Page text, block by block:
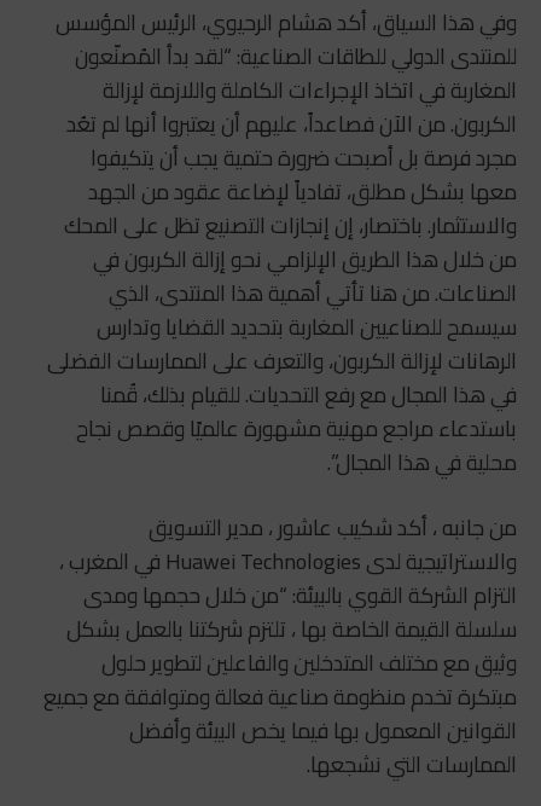
وفي هذا السياق، أكد هشام الرحيوي، الرئيس المؤسس
للمنتدى الدولي للطاقات الصناعية: “لقد بدأ المُصنّعون
المغاربة في اتخاذ الإجراءات الكاملة واللازمة لإزالة
الكربون. من الآن فصاعداً، عليهم أن يعتبروا أنها لم تعُد
مجرد فرصة بل أصبحت ضرورة حتمية يجب أن يتكيفوا
معها بشكل مطلق، تفادياً لإضاعة عقود من الجهد
والاستثمار. باختصار، إن إنجازات التصنيع تظل على المحك
من خلال هذا الطريق الإلزامي نحو إزالة الكربون في
الصناعات. من هنا تأتي أهمية هذا المنتدى، الذي
سيسمح للصناعيين المغاربة بتحديد القضايا وتدارس
الرهانات لإزالة الكربون، والتعرف على الممارسات الفضلى
في هذا المجال مع رفع التحديات. للقيام بذلك، قُمنا
باستدعاء مراجع مهنية مشهورة عالميًا وقصص نجاح
محلية في هذا المجال”.
من جانبه ، أكد شكيب عاشور ، مدير التسويق
والاستراتيجية لدى Huawei Technologies في المغرب ،
التزام الشركة القوي بالبيئة: “من خلال حجمها ومدى
سلسلة القيمة الخاصة بها ، تلتزم شركتنا بالعمل بشكل
وثيق مع مختلف المتدخلين والفاعلين لتطوير حلول
مبتكرة تخدم منظومة صناعية فعالة ومتوافقة مع جميع
القوانين المعمول بها فيما يخص البيئة وأفضل
الممارسات التي نشجعها.